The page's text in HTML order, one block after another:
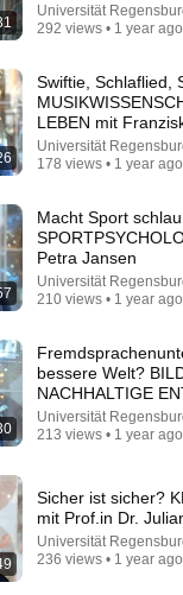
zurückkehrt!
2 more • 408K views
verbaut,
und doppelten
views
Universität
292 views • 1 year ago
Swiftie, Schlaflied,
LEBEN mit
Universität
178 views • 1 year ago
Macht Sport
Petra Jansen
Universität
210 views • 1 year ago
bessere Welt?
NACHHALTIGE
Prof.in Dr...
Universität
213 views • 1 year ago
Sicher ist sicher?
mit Prof.in Dr.
Universität
236 views • 1 year ago